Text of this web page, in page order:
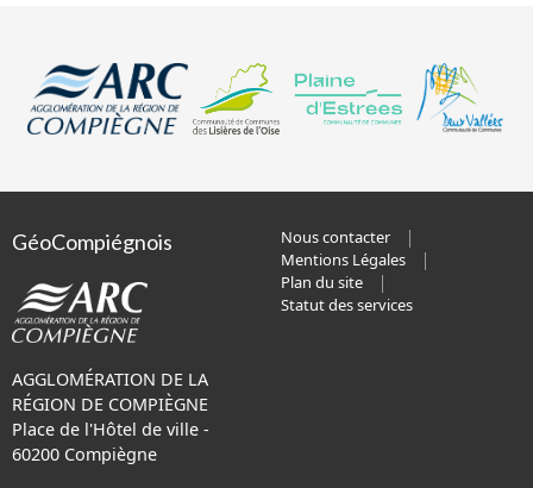
GéoCompiégnois
AGGLOMÉRATION DE LA
RÉGION DE COMPIÈGNE
Place de l'Hôtel de ville -
60200 Compiègne
Nous contacter
Mentions Légales
Plan du site
Statut des services